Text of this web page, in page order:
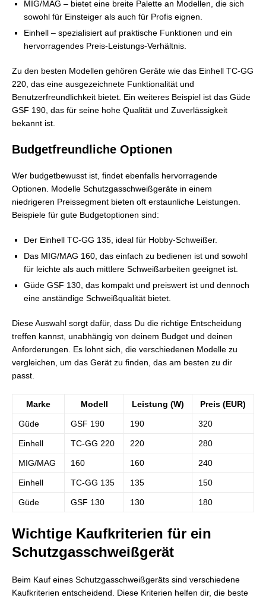
MIG/MAG – bietet eine breite Palette an Modellen, die sich
sowohl für Einsteiger als auch für Profis eignen.
Einhell – spezialisiert auf praktische Funktionen und ein
hervorragendes Preis-Leistungs-Verhältnis.
Zu den besten Modellen gehören Geräte wie das Einhell TC-GG
220, das eine ausgezeichnete Funktionalität und
Benutzerfreundlichkeit bietet. Ein weiteres Beispiel ist das Güde
GSF 190, das für seine hohe Qualität und Zuverlässigkeit
bekannt ist.
Budgetfreundliche Optionen
Wer budgetbewusst ist, findet ebenfalls hervorragende
Optionen. Modelle Schutzgasschweißgeräte in einem
niedrigeren Preissegment bieten oft erstaunliche Leistungen.
Beispiele für gute Budgetoptionen sind:
Der Einhell TC-GG 135, ideal für Hobby-Schweißer.
Das MIG/MAG 160, das einfach zu bedienen ist und sowohl
für leichte als auch mittlere Schweißarbeiten geeignet ist.
Güde GSF 130, das kompakt und preiswert ist und dennoch
eine anständige Schweißqualität bietet.
Diese Auswahl sorgt dafür, dass Du die richtige Entscheidung
treffen kannst, unabhängig von deinem Budget und deinen
Anforderungen. Es lohnt sich, die verschiedenen Modelle zu
vergleichen, um das Gerät zu finden, das am besten zu dir
passt.
Marke Modell Leistung (W) Preis (EUR)
Güde GSF 190 190 320
Einhell TC-GG 220 220 280
MIG/MAG 160 160 240
Einhell TC-GG 135 135 150
Güde GSF 130 130 180
Wichtige Kaufkriterien für ein
Schutzgasschweißgerät
Beim Kauf eines Schutzgasschweißgeräts sind verschiedene
Kaufkriterien entscheidend. Diese Kriterien helfen dir, die beste